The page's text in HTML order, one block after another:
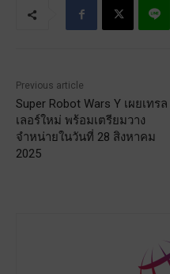
Previous article
Super Robot Wars Y เผยเทรล
เลอร์ใหม่ พร้อมเตรียมวาง
จำหน่ายในวันที่ 28 สิงหาคม
2025